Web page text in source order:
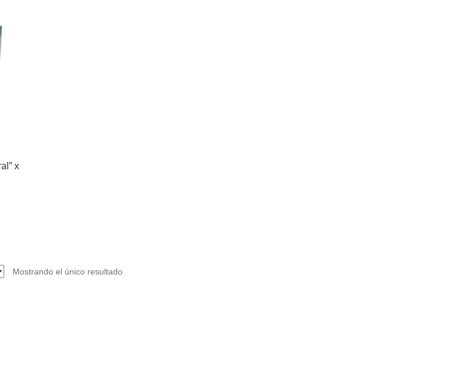
x
Mostrando el único resultado